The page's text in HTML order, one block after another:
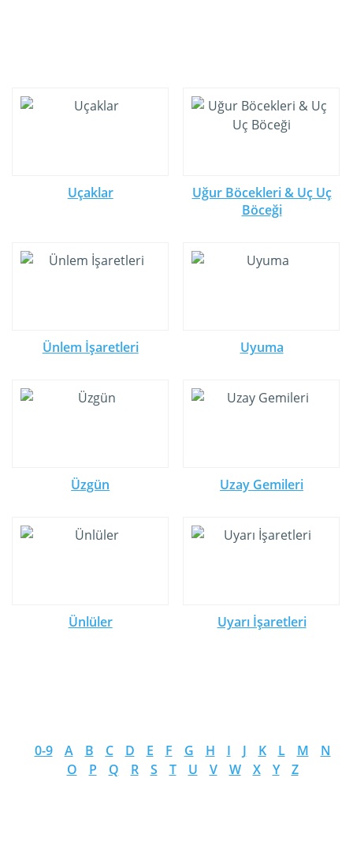
Uçaklar
Uğur Böcekleri & Uç Uç
Böceği
Ünlem İşaretleri Uyuma
Üzgün Uzay Gemileri
Ünlüler Uyarı İşaretleri
0-9 A B C D E F G H I J K L M
N
O
P Q R S T U V W X Y Z